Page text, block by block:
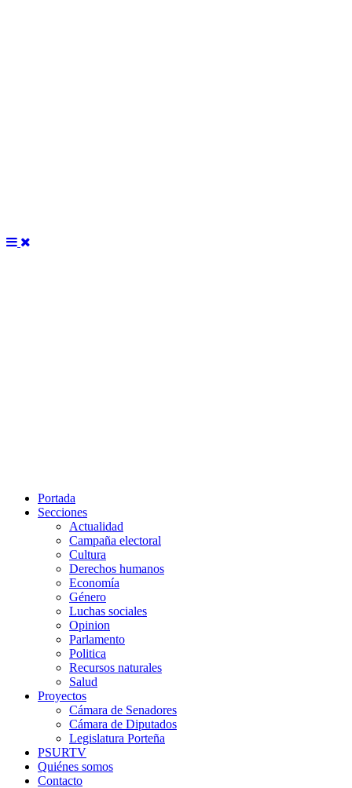
Portada
Secciones
Actualidad
Campaña electoral
Cultura
Derechos humanos
Economía
Género
Luchas sociales
Opinion
Parlamento
Politica
Recursos naturales
Salud
Proyectos
Cámara de Senadores
Cámara de Diputados
Legislatura Porteña
PSURTV
Quiénes somos
Contacto